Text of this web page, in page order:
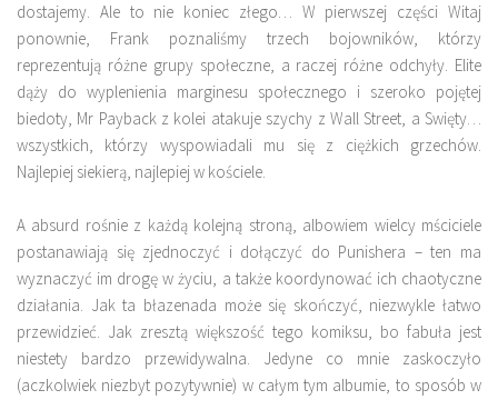
dostajemy. Ale to nie koniec złego… W pierwszej części Witaj
ponownie, Frank poznaliśmy trzech bojowników, którzy
reprezentują różne grupy społeczne, a raczej różne odchyły. Elite
dąży do wyplenienia marginesu społecznego i szeroko pojętej
biedoty, Mr Payback z kolei atakuje szychy z Wall Street, a Swięty…
wszystkich, którzy wyspowiadali mu się z ciężkich grzechów.
Najlepiej siekierą, najlepiej w kościele.
A absurd rośnie z każdą kolejną stroną, albowiem wielcy mściciele
postanawiają się zjednoczyć i dołączyć do Punishera – ten ma
wyznaczyć im drogę w życiu, a także koordynować ich chaotyczne
działania. Jak ta błazenada może się skończyć, niezwykle łatwo
przewidzieć. Jak zresztą większość tego komiksu, bo fabuła jest
niestety bardzo przewidywalna. Jedyne co mnie zaskoczyło
(aczkolwiek niezbyt pozytywnie) w całym tym albumie, to sposób w